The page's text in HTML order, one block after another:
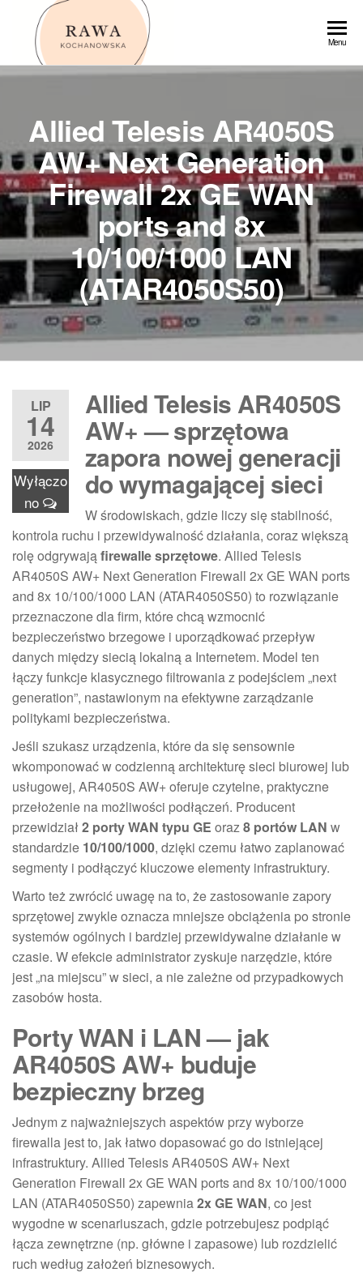
Przejdź
Menu
Allied Telesis AR4050S
AW+ Next Generation
Firewall 2x GE WAN
ports and 8x
10/100/1000 LAN
(ATAR4050S50)
LIP
14
2026
Wyłączo
no
Allied Telesis AR4050S
AW+ — sprzętowa
zapora nowej generacji
do wymagającej sieci
W środowiskach, gdzie liczy się stabilność,
kontrola ruchu i przewidywalność działania, coraz większą
rolę odgrywająfirewalle sprzętowe. Allied Telesis
AR4050S AW+ Next Generation Firewall 2x GE WAN ports
and 8x 10/100/1000 LAN (ATAR4050S50) to rozwiązanie
przeznaczone dla firm, które chcą wzmocnić
bezpieczeństwo brzegowe i uporządkować przepływ
danych między siecią lokalną a Internetem. Model ten
łączy funkcje klasycznego filtrowania z podejściem „next
generation”, nastawionym na efektywne zarządzanie
politykami bezpieczeństwa.
Jeśli szukasz urządzenia, które da się sensownie
wkomponować w codzienną architekturę sieci biurowej lub
usługowej, AR4050S AW+ oferuje czytelne, praktyczne
przełożenie na możliwości podłączeń. Producent
przewidział 2 porty WAN typu GE oraz8 portów LAN w
standardzie 10/100/1000, dzięki czemu łatwo zaplanować
segmenty i podłączyć kluczowe elementy infrastruktury.
Warto też zwrócić uwagę na to, że zastosowanie zapory
sprzętowej zwykle oznacza mniejsze obciążenia po stronie
systemów ogólnych i bardziej przewidywalne działanie w
czasie. W efekcie administrator zyskuje narzędzie, które
jest „na miejscu” w sieci, a nie zależne od przypadkowych
zasobów hosta.
Porty WAN i LAN — jak
AR4050S AW+ buduje
bezpieczny brzeg
Jednym z najważniejszych aspektów przy wyborze
firewalla jest to, jak łatwo dopasować go do istniejącej
infrastruktury. Allied Telesis AR4050S AW+ Next
Generation Firewall 2x GE WAN ports and 8x 10/100/1000
LAN (ATAR4050S50) zapewnia2x GE WAN, co jest
wygodne w scenariuszach, gdzie potrzebujesz podpiąć
łącza zewnętrzne (np. główne i zapasowe) lub rozdzielić
ruch według założeń biznesowych.